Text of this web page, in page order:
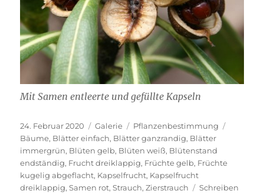
Mit Samen entleerte und gefüllte Kapseln
Veröffentlicht
am
24. Februar 2020 Format
Galerie Kategorien
Pflanzenbestimmung
Bäume, Blätter einfach, Blätter ganzrandig, Blätter
immergrün, Blüten gelb, Blüten weiß, Blütenstand
endständig, Frucht dreiklappig, Früchte gelb, Früchte
kugelig abgeflacht, Kapselfrucht, Kapselfrucht
dreiklappig,Samen rot,Strauch,Zierstrauch
Schreiben